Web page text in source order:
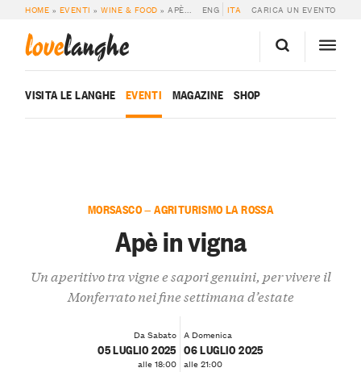
HOME » EVENTI »WINE & FOOD »APÈ IN VIGNA ENG ITA CARICA UN EVENTO
lovelanghe
VISITA LE LANGHE EVENTI MAGAZINE SHOP
MORSASCO — AGRITURISMO LA ROSSA
Apè in vigna
Un aperitivo tra vigne e sapori genuini, per vivere il
Monferrato nei fine settimana d’estate
Da Sabato
05 LUGLIO 2025
alle 18:00
A Domenica
06 LUGLIO 2025
alle 21:00